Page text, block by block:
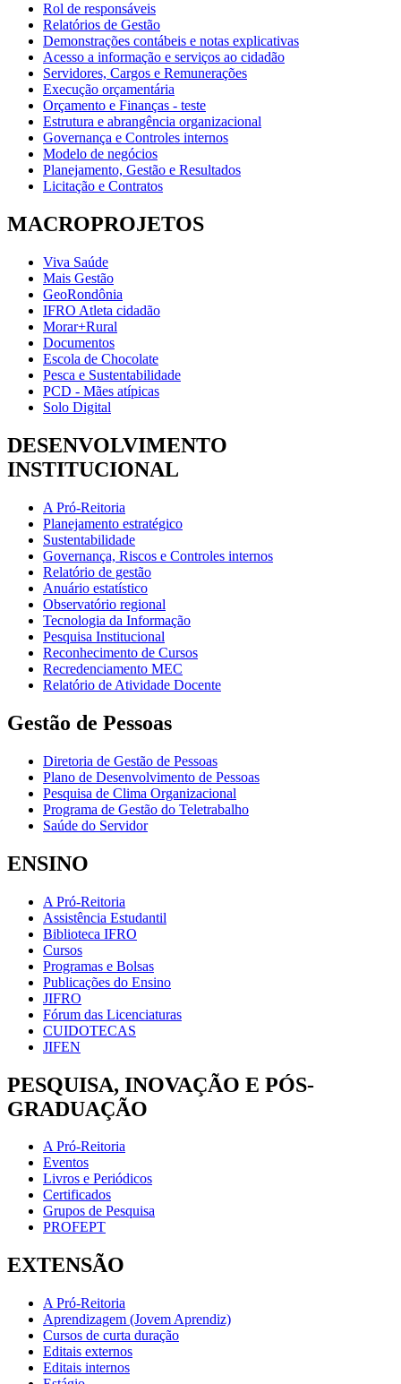
Rol de responsáveis
Relatórios de Gestão
Demonstrações contábeis e notas explicativas
Acesso a informação e serviços ao cidadão
Servidores, Cargos e Remunerações
Execução orçamentária
Orçamento e Finanças - teste
Estrutura e abrangência organizacional
Governança e Controles internos
Modelo de negócios
Planejamento, Gestão e Resultados
Licitação e Contratos
MACROPROJETOS
Viva Saúde
Mais Gestão
GeoRondônia
IFRO Atleta cidadão
Morar+Rural
Documentos
Escola de Chocolate
Pesca e Sustentabilidade
PCD - Mães atípicas
Solo Digital
DESENVOLVIMENTO
INSTITUCIONAL
A Pró-Reitoria
Planejamento estratégico
Sustentabilidade
Governança, Riscos e Controles internos
Relatório de gestão
Anuário estatístico
Observatório regional
Tecnologia da Informação
Pesquisa Institucional
Reconhecimento de Cursos
Recredenciamento MEC
Relatório de Atividade Docente
Gestão de Pessoas
Diretoria de Gestão de Pessoas
Plano de Desenvolvimento de Pessoas
Pesquisa de Clima Organizacional
Programa de Gestão do Teletrabalho
Saúde do Servidor
ENSINO
A Pró-Reitoria
Assistência Estudantil
Biblioteca IFRO
Cursos
Programas e Bolsas
Publicações do Ensino
JIFRO
Fórum das Licenciaturas
CUIDOTECAS
JIFEN
PESQUISA, INOVAÇÃO E PÓS-
GRADUAÇÃO
A Pró-Reitoria
Eventos
Livros e Periódicos
Certificados
Grupos de Pesquisa
PROFEPT
EXTENSÃO
A Pró-Reitoria
Aprendizagem (Jovem Aprendiz)
Cursos de curta duração
Editais externos
Editais internos